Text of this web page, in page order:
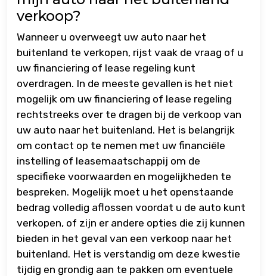
verkoop?
Wanneer u overweegt uw auto naar het
buitenland te verkopen, rijst vaak de vraag of u
uw financiering of lease regeling kunt
overdragen. In de meeste gevallen is het niet
mogelijk om uw financiering of lease regeling
rechtstreeks over te dragen bij de verkoop van
uw auto naar het buitenland. Het is belangrijk
om contact op te nemen met uw financiële
instelling of leasemaatschappij om de
specifieke voorwaarden en mogelijkheden te
bespreken. Mogelijk moet u het openstaande
bedrag volledig aflossen voordat u de auto kunt
verkopen, of zijn er andere opties die zij kunnen
bieden in het geval van een verkoop naar het
buitenland. Het is verstandig om deze kwestie
tijdig en grondig aan te pakken om eventuele